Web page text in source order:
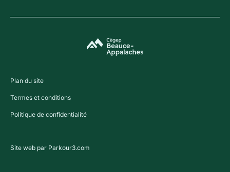
Plan du site
Termes et conditions
Politique de confidentialité
Site web par Parkour3.com